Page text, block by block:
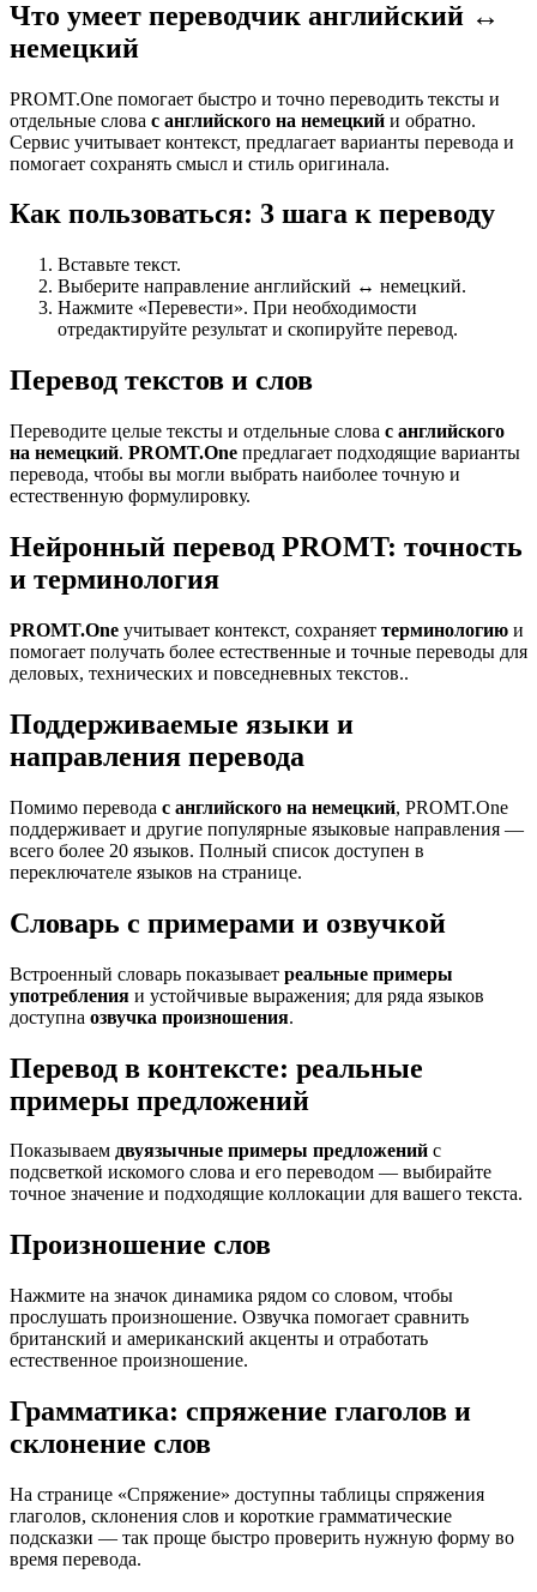
Что умеет переводчик английский ↔
немецкий
PROMT.One помогает быстро и точно переводить тексты и
отдельные слова с английского на немецкий и обратно.
Сервис учитывает контекст, предлагает варианты перевода и
помогает сохранять смысл и стиль оригинала.
Как пользоваться: 3 шага к переводу
Вставьте текст.
Выберите направление английский ↔ немецкий.
Нажмите «Перевести». При необходимости
отредактируйте результат и скопируйте перевод.
Перевод текстов и слов
Переводите целые тексты и отдельные слова с английского
на немецкий. PROMT.One предлагает подходящие варианты
перевода, чтобы вы могли выбрать наиболее точную и
естественную формулировку.
Нейронный перевод PROMT: точность
и терминология
PROMT.One учитывает контекст, сохраняет терминологию и
помогает получать более естественные и точные переводы для
деловых, технических и повседневных текстов..
Поддерживаемые языки и
направления перевода
Помимо перевода с английского на немецкий, PROMT.One
поддерживает и другие популярные языковые направления —
всего более 20 языков. Полный список доступен в
переключателе языков на странице.
Словарь с примерами и озвучкой
Встроенный словарь показывает реальные примеры
употребления и устойчивые выражения; для ряда языков
доступна озвучка произношения.
Перевод в контексте: реальные
примеры предложений
Показываем двуязычные примеры предложений с
подсветкой искомого слова и его переводом — выбирайте
точное значение и подходящие коллокации для вашего текста.
Произношение слов
Нажмите на значок динамика рядом со словом, чтобы
прослушать произношение. Озвучка помогает сравнить
британский и американский акценты и отработать
естественное произношение.
Грамматика: спряжение глаголов и
склонение слов
На странице «Спряжение» доступны таблицы спряжения
глаголов, склонения слов и короткие грамматические
подсказки — так проще быстро проверить нужную форму во
время перевода.